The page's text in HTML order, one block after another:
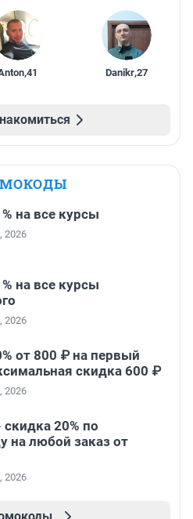
,41 Danikr,27
на все курсы
2026
на все курсы
2026
от 800 ₽ на первый
скидка 600 ₽
2026
скидка 20% по
на любой заказ от
2026